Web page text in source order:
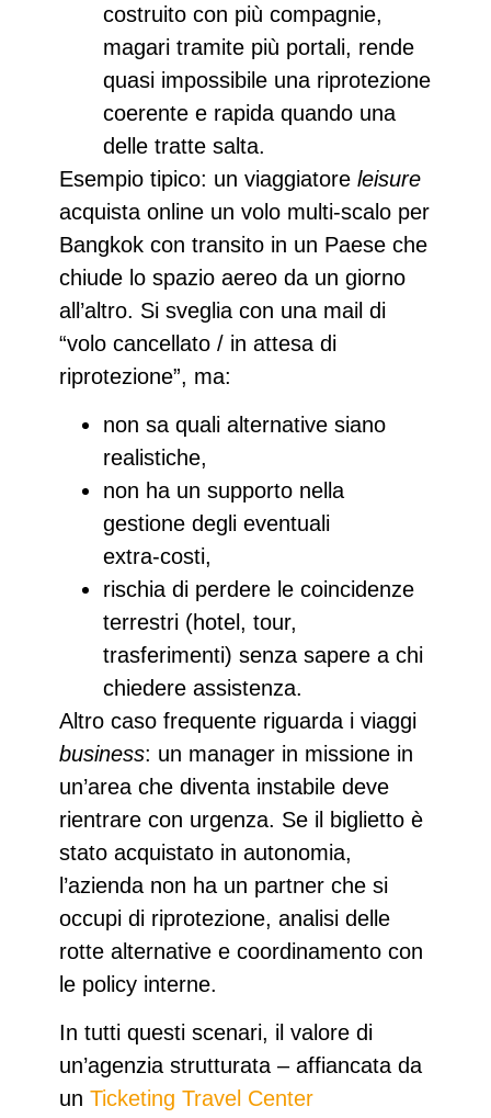
costruito con più compagnie,
magari tramite più portali, rende
quasi impossibile una riprotezione
coerente e rapida quando una
delle tratte salta.
Esempio tipico: un viaggiatore leisure
acquista online un volo multi‑scalo per
Bangkok con transito in un Paese che
chiude lo spazio aereo da un giorno
all’altro. Si sveglia con una mail di
“volo cancellato / in attesa di
riprotezione”, ma:
non sa quali alternative siano
realistiche,
non ha un supporto nella
gestione degli eventuali
extra‑costi,
rischia di perdere le coincidenze
terrestri (hotel, tour,
trasferimenti) senza sapere a chi
chiedere assistenza.
Altro caso frequente riguarda i viaggi
business: un manager in missione in
un’area che diventa instabile deve
rientrare con urgenza. Se il biglietto è
stato acquistato in autonomia,
l’azienda non ha un partner che si
occupi di riprotezione, analisi delle
rotte alternative e coordinamento con
le policy interne.
In tutti questi scenari, il valore di
un’agenzia strutturata – affiancata da
un Ticketing Travel Center